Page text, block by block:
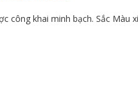
công khai minh bạch. Sắc Màu